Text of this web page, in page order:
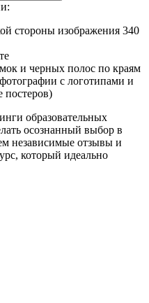
стороны изображения 340
и черных полос по краям
с логотипами и
постеров)
образовательных
осознанный выбор в
независимые отзывы и
который идеально